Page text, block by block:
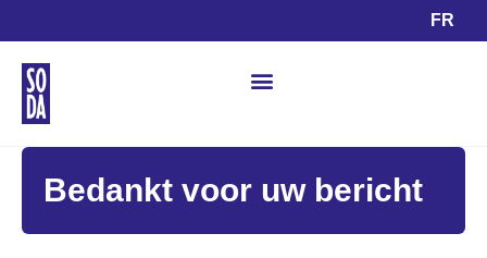
FR
Bedankt voor uw bericht